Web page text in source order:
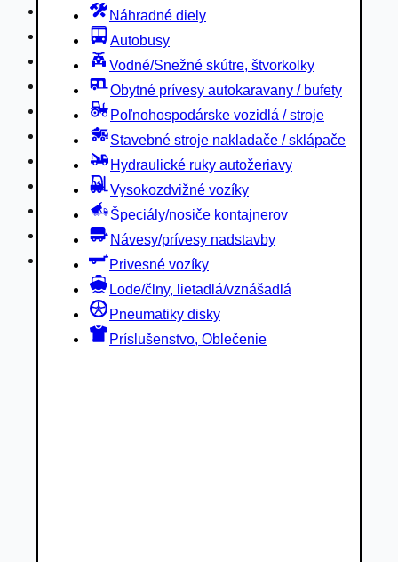
Náhradné diely
Autobusy
Vodné/Snežné skútre, štvorkolky
Obytné prívesy autokaravany / bufety
Poľnohospodárske vozidlá / stroje
Stavebné stroje nakladače / sklápače
Hydraulické ruky autožeriavy
Vysokozdvižné vozíky
Špeciály/nosiče kontajnerov
Návesy/prívesy nadstavby
Privesné vozíky
Lode/člny, lietadlá/vznášadlá
Pneumatiky disky
Príslušenstvo, Oblečenie
Obytné prívesy autokaravany / bufety
Poľnohospodárske vozidlá / stroje
Stavebné stroje nakladače / sklápače
Hydraulické ruky autožeriavy
Vysokozdvižné vozíky
Špeciály/nosiče kontajnerov
Návesy/prívesy nadstavby
Privesné vozíky
Lode/člny, lietadlá/vznášadlá
Pneumatiky disky
Príslušenstvo, Oblečenie